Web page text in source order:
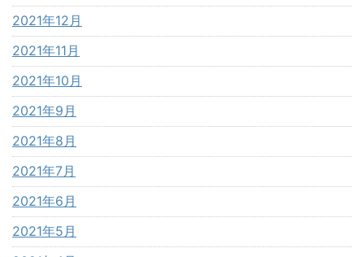
2021年12月
2021年11月
2021年10月
2021年9月
2021年8月
2021年7月
2021年6月
2021年5月